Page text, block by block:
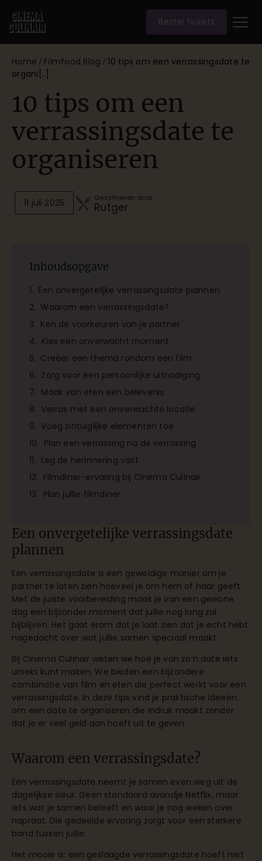
Bestel tickets
Home / Filmfood Blog /10 tips om een verrassingsdate te
organi[..]
10 tips om een
verrassingsdate te
organiseren
11 juli 2025 Geschreven door:
Rutger
Een onvergetelijke verrassingsdate
plannen
Een verrassingsdate is een geweldige manier om je
partner te laten zien hoeveel je om hem of haar geeft.
Met de juiste voorbereiding maak je van een gewone
dag een bijzonder moment dat jullie nog lang zal
bijblijven. Het gaat erom dat je laat zien dat je echt hebt
nagedacht over wat jullie samen speciaal maakt.
Bij Cinema Culinair weten we hoe je van zo’n date iets
unieks kunt maken. We bieden een bijzondere
combinatie van film en eten die perfect werkt voor een
verrassingsdate. In deze tips vind je praktische ideeën
om een date te organiseren die indruk maakt zonder
dat je er veel geld aan hoeft uit te geven.
Waarom een verrassingsdate?
Een verrassingsdate neemt je samen even weg uit de
dagelijkse sleur. Geen standaard avondje Netflix, maar
iets wat je samen beleeft en waar je nog weken over
napraat. Die gedeelde ervaring zorgt voor een sterkere
band tussen jullie.
Het mooie is: een geslaagde verrassingsdate hoeft niet
Inhoudsopgave
Een onvergetelijke verrassingsdate plannen
Waarom een verrassingsdate?
Ken de voorkeuren van je partner
Kies een onverwacht moment
Creëer een thema rondom een film
Zorg voor een persoonlijke uitnodiging
Maak van eten een belevenis
Verras met een onverwachte locatie
Voeg zintuiglijke elementen toe
Plan een verrassing na de verrassing
Leg de herinnering vast
Filmdiner-ervaring bij Cinema Culinair
Plan jullie filmdiner